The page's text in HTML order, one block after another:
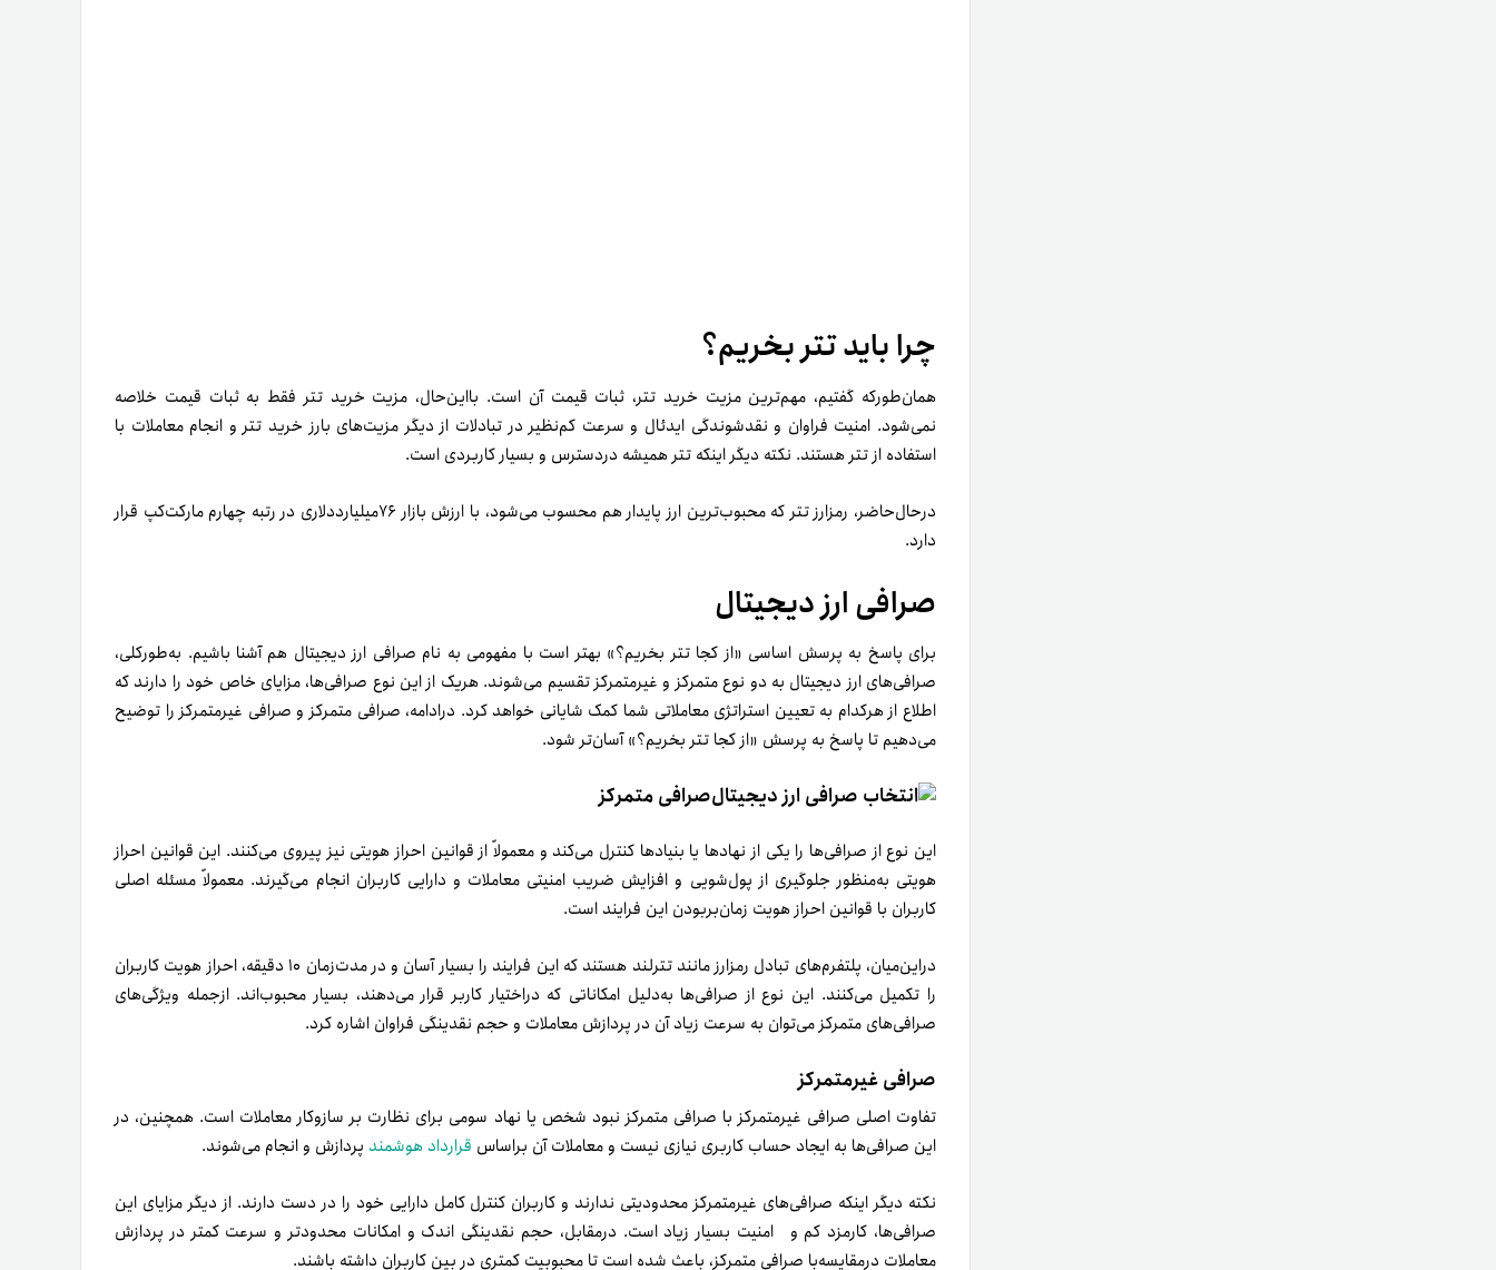
صرافی متمرکز
این نوع از صرافی‌ها را یکی از نهادها یا بنیادها کنترل می‌کند و معمولاً از قوانین احراز هویتی نیز پیروی می‌کنند. این قوانین احراز
هویتی به‌منظور جلوگیری از پول‌شویی و افزایش ضریب امنیتی معاملات و دارایی کاربران انجام می‌گیرند. معمولاً مسئله اصلی
صرافی‌های متمرکز می‌توان به سرعت زیاد آن در پردازش معاملات و حجم نقدینگی فراوان اشاره کرد.
صرافی غیرمتمرکز
تفاوت اصلی صرافی غیرمتمرکز با صرافی متمرکز نبود شخص یا نهاد سومی برای نظارت بر ساز‌و‌کار معاملات است. همچنین، در
این صرافی‌ها به ایجاد حساب کاربری نیازی نیست و معاملات آن براساسقرارداد هوشمندپردازش و انجام می‌شوند.
صرافی‌ها، کارمزد کم و امنیت بسیار زیاد است. درمقابل، حجم نقدینگی اندک و امکانات محدود‌تر و سرعت کمتر در پردازش
سرعت تبادل
برای خرید فوری تتر یا فروش آن، باید از پلتفرمی استفاده کنید که امکان تسویه آنی تتر و نیزسرویس تسویه ریالی پرسرعت
کار بسیار دشوار خواهد بود.
امنیت فراوان
خواهد بود. همچنین، بهتر است که نکاتی را برای حفظ امنیت دارایی‌تان در نظر بگیرید. یکی از این نکات مهم، هوشیاری درقبال
فعالیت‌های کلاه‌برداری با نام‌های جعلی و شبیه به پلتفرم‌ها و صرافی‌های معتبر است.